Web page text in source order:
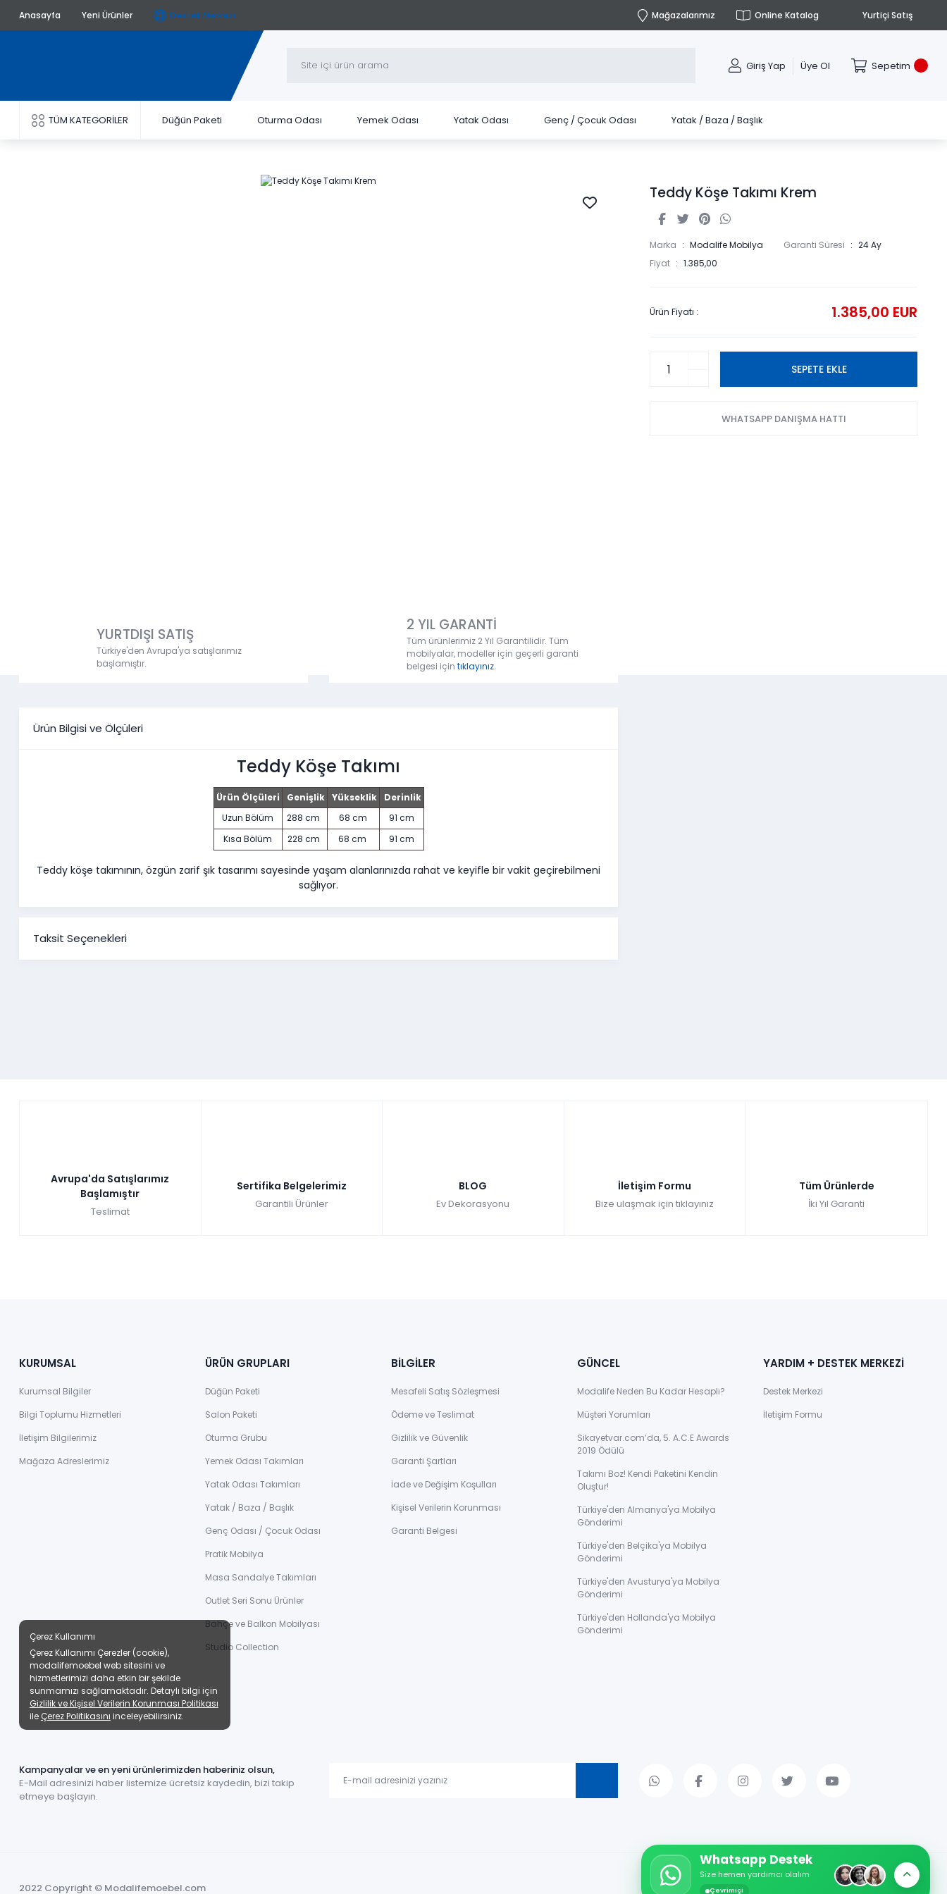
Anasayfa Yeni Ürünler Destek Merkezi Mağazalarımız Online Katalog Yurtiçi Satış
Giriş Yap Üye Ol Sepetim
TÜM KATEGORİLER Düğün Paketi Oturma Odası Yemek Odası Yatak Odası Genç / Çocuk Odası Yatak / Baza / Başlık
YURTDIŞI SATIŞ
Türkiye'den Avrupa'ya satışlarımız
başlamıştır.
2 YIL GARANTİ
Tüm ürünlerimiz 2 Yıl Garantilidir. Tüm
mobilyalar, modeller için geçerli garanti
belgesi için tıklayınız.
Ürün Bilgisi ve Ölçüleri
Teddy Köşe Takımı
Ürün Ölçüleri Genişlik Yükseklik
Derinlik
Uzun Bölüm
288 cm 68 cm
91 cm
Kısa Bölüm
228 cm 68 cm 91 cm
Teddy köşe takımının, özgün zarif şık tasarımı sayesinde yaşam alanlarınızda rahat ve keyifle bir vakit geçirebilmeni
sağlıyor.
Taksit Seçenekleri
Teddy Köşe Takımı Krem
Marka Modalife Mobilya Garanti Süresi
24 Ay
Fiyat
1.385,00
Ürün Fiyatı : 1.385,00 EUR
SEPETE EKLE
WHATSAPP DANIŞMA HATTI
Whatsapp Destek
Size hemen yardımcı olalım
Çevrimiçi
Avrupa'da Satışlarımız
Başlamıştır
Teslimat
Sertifika Belgelerimiz
Garantili Ürünler
BLOG
Ev Dekorasyonu
İletişim Formu
Bize ulaşmak için tıklayınız
Tüm Ürünlerde
İki Yıl Garanti
KURUMSAL
Kurumsal Bilgiler
Bilgi Toplumu Hizmetleri
İletişim Bilgilerimiz
Mağaza Adreslerimiz
ÜRÜN GRUPLARI
Düğün Paketi
Salon Paketi
Oturma Grubu
Yemek Odası Takımları
Yatak Odası Takımları
Yatak / Baza / Başlık
Genç Odası / Çocuk Odası
Pratik Mobilya
Masa Sandalye Takımları
Outlet Seri Sonu Ürünler
Bahçe ve Balkon Mobilyası
Studio Collection
BİLGİLER
Mesafeli Satış Sözleşmesi
Ödeme ve Teslimat
Gizlilik ve Güvenlik
Garanti Şartları
İade ve Değişim Koşulları
Kişisel Verilerin Korunması
Garanti Belgesi
GÜNCEL
Modalife Neden Bu Kadar Hesaplı?
Müşteri Yorumları
Sikayetvar.com’da, 5. A.C.E Awards
2019 Ödülü
Takımı Boz! Kendi Paketini Kendin
Oluştur!
Türkiye'den Almanya'ya Mobilya
Gönderimi
Türkiye'den Belçika'ya Mobilya
Gönderimi
Türkiye'den Avusturya'ya Mobilya
Gönderimi
Türkiye'den Hollanda'ya Mobilya
Gönderimi
YARDIM + DESTEK MERKEZİ
Destek Merkezi
İletişim Formu
Kampanyalar ve en yeni ürünlerimizden haberiniz olsun,
E-Mail adresinizi haber listemize ücretsiz kaydedin, bizi takip
etmeye başlayın.
2022 Copyright © Modalifemoebel.com
Çerez Kullanımı
Çerez Kullanımı Çerezler (cookie),
modalifemoebel web sitesini ve
hizmetlerimizi daha etkin bir şekilde
sunmamızı sağlamaktadır. Detaylı bilgi için
Gizlilik ve Kişisel Verilerin Korunması Politikası
ile Çerez Politikasını inceleyebilirsiniz.